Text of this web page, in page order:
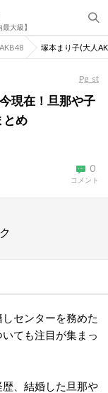
大級】
AKB48 塚本まり子(大人
Pg_st
現在！旦那や子
とめ
0
コメント
センターを務めた
ても注目が集まっ
、結婚した旦那や